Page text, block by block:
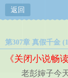
返回
第307章 真假千金
《关闭小说畅
老彭婶子今天